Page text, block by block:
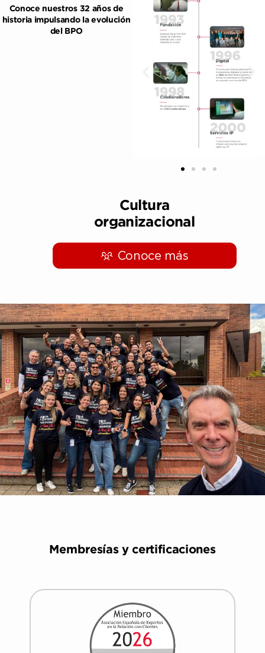
Conoce nuestros 32 años de
historia impulsando la evolución
del BPO
Cultura
organizacional
Conoce más
Membresías y certificaciones